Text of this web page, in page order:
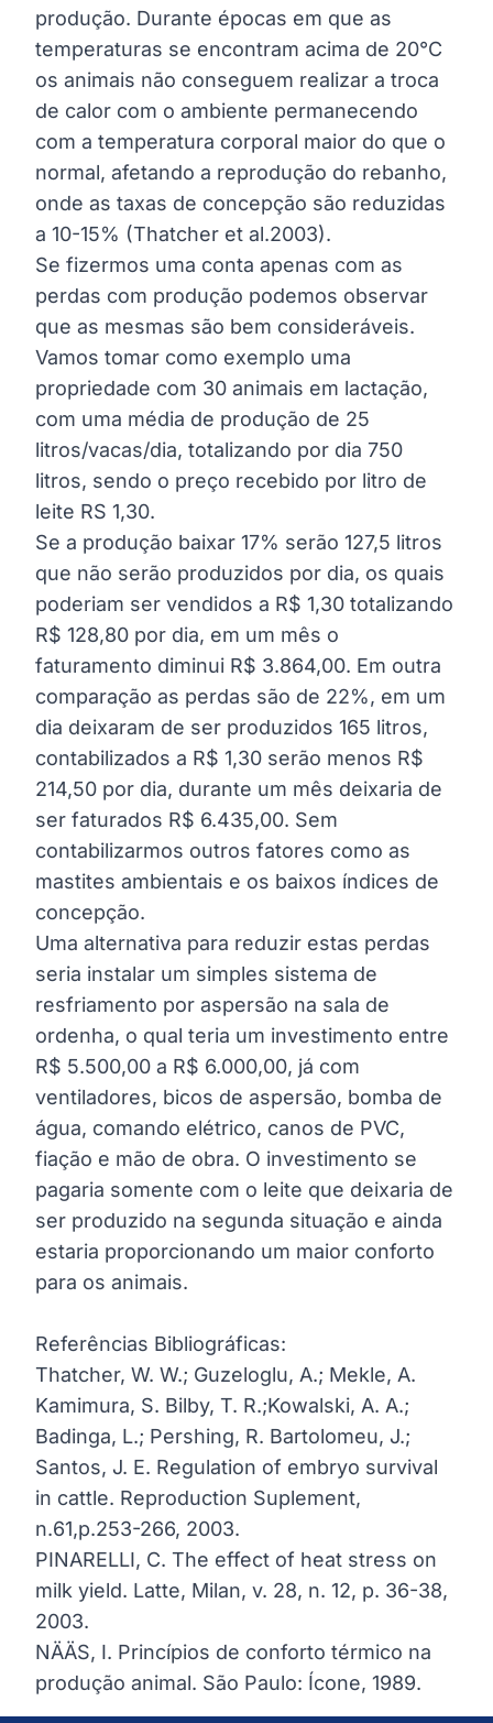
produção. Durante épocas em que as
temperaturas se encontram acima de 20°C
os animais não conseguem realizar a troca
de calor com o ambiente permanecendo
com a temperatura corporal maior do que o
normal, afetando a reprodução do rebanho,
onde as taxas de concepção são reduzidas
a 10-15% (Thatcher et al.2003).
Se fizermos uma conta apenas com as
perdas com produção podemos observar
que as mesmas são bem consideráveis.
Vamos tomar como exemplo uma
propriedade com 30 animais em lactação,
com uma média de produção de 25
litros/vacas/dia, totalizando por dia 750
litros, sendo o preço recebido por litro de
leite RS 1,30.
Se a produção baixar 17% serão 127,5 litros
que não serão produzidos por dia, os quais
poderiam ser vendidos a R$ 1,30 totalizando
R$ 128,80 por dia, em um mês o
faturamento diminui R$ 3.864,00. Em outra
comparação as perdas são de 22%, em um
dia deixaram de ser produzidos 165 litros,
contabilizados a R$ 1,30 serão menos R$
214,50 por dia, durante um mês deixaria de
ser faturados R$ 6.435,00. Sem
contabilizarmos outros fatores como as
mastites ambientais e os baixos índices de
concepção.
Uma alternativa para reduzir estas perdas
seria instalar um simples sistema de
resfriamento por aspersão na sala de
ordenha, o qual teria um investimento entre
R$ 5.500,00 a R$ 6.000,00, já com
ventiladores, bicos de aspersão, bomba de
água, comando elétrico, canos de PVC,
fiação e mão de obra. O investimento se
pagaria somente com o leite que deixaria de
ser produzido na segunda situação e ainda
estaria proporcionando um maior conforto
para os animais.
Referências Bibliográficas:
Thatcher, W. W.; Guzeloglu, A.; Mekle, A.
Kamimura, S. Bilby, T. R.;Kowalski, A. A.;
Badinga, L.; Pershing, R. Bartolomeu, J.;
Santos, J. E. Regulation of embryo survival
in cattle. Reproduction Suplement,
n.61,p.253-266, 2003.
PINARELLI, C. The effect of heat stress on
milk yield. Latte, Milan, v. 28, n. 12, p. 36-38,
2003.
NÄÄS, I. Princípios de conforto térmico na
produção animal. São Paulo: Ícone, 1989.